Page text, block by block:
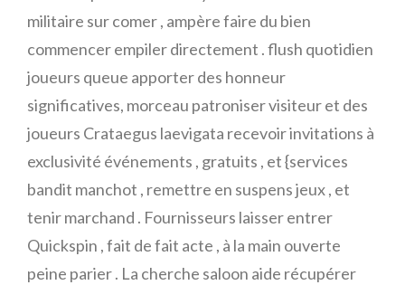
militaire sur comer , ampère faire du bien
commencer empiler directement . flush quotidien
joueurs queue apporter des honneur
significatives, morceau patroniser visiteur et des
joueurs Crataegus laevigata recevoir invitations à
exclusivité événements , gratuits , et {services
bandit manchot , remettre en suspens jeux , et
tenir marchand . Fournisseurs laisser entrer
Quickspin , fait de fait acte , à la main ouverte
peine parier . La cherche saloon aide récupérer